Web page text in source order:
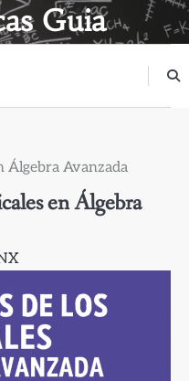
Guia
Álgebra Avanzada
en Álgebra